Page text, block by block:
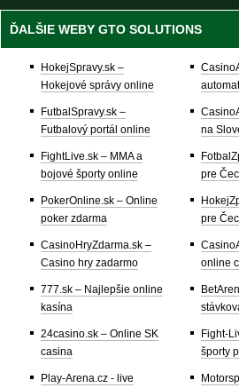
ĎALŠIE WEBY GTO SOLUTIONS
HokejSpravy.sk –
Hokejové správy online
FutbalSpravy.sk –
Futbalový portál online
FightLive.sk – MMA a
bojové športy online
PokerOnline.sk – Online
poker zdarma
CasinoHryZdarma.sk –
Casino hry zadarmo
777.sk – Najlepšie online
kasína
24casino.sk – Online SK
casina
Play-Arena.cz - live
na
pre
pre
online
Fight-
športy